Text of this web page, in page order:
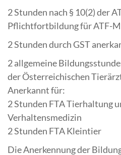
2 Stunden nach § 10(2) der
Pflichtfortbildung für ATF-
2 Stunden durch GST
2 allgemeine
der Österreichischen
Anerkannt für:
2 Stunden FTA Tierhaltung
Verhaltensmedizin
2 Stunden FTA Kleintier
Die Anerkennung der